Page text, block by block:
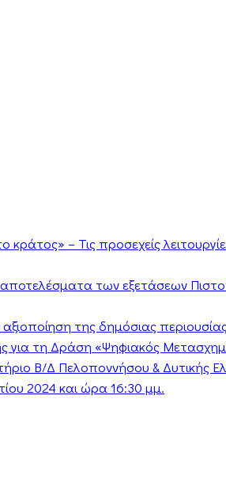
– Τις προσεχείς
των εξετάσεων
της δημόσιας
τη Δράση «Ψηφιακός
Β/Δ Πελοποννήσου &
2024 και ώρα 16:30 μμ.